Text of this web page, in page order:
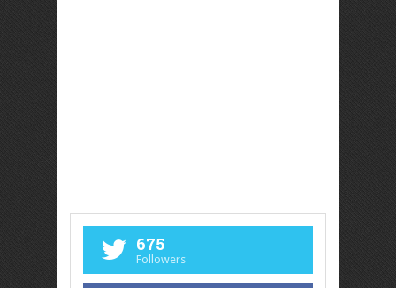
675
Followers